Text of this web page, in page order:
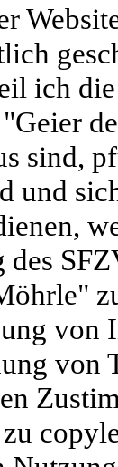
ich
sind,
und
des
von
von